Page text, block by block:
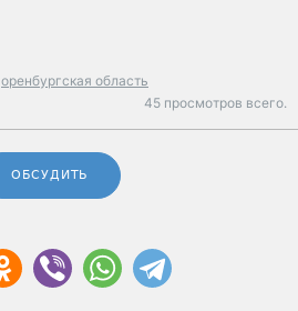
оренбургская область
45 просмотров всего.
ОБСУДИТЬ